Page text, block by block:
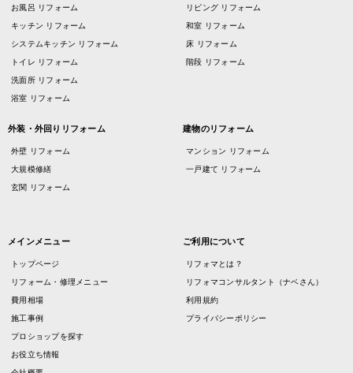
お風呂 リフォーム
キッチン リフォーム
システムキッチン リフォーム
トイレ リフォーム
洗面所 リフォーム
浴室 リフォーム
リビング リフォーム
和室 リフォーム
床 リフォーム
階段 リフォーム
外装・外回りリフォーム
外壁 リフォーム
大規模修繕
玄関 リフォーム
建物のリフォーム
マンション リフォーム
一戸建て リフォーム
メインメニュー
トップページ
リフォーム・修理メニュー
費用相場
施工事例
プロショップを探す
お役立ち情報
ご利用について
リフォマとは？
リフォマコンサルタント（ナベさん）
利用規約
プライバシーポリシー